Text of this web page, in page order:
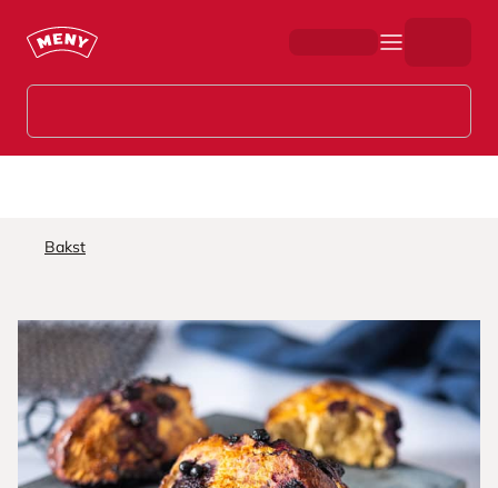
Bakst